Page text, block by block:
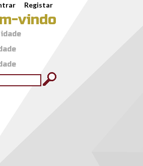
Registar
vindo